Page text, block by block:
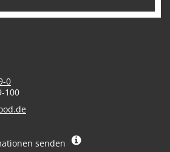
0
100
senden